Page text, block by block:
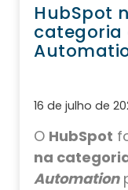
HubSpot
categoria
16 de julho de
O HubSpot
na
Automation